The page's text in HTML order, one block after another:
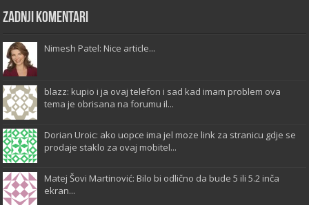
Zadnji komentari
Nimesh Patel: Nice article...
blazz: kupio i ja ovaj telefon i sad kad imam problem ova
tema je obrisana na forumu il...
Dorian Uroic: ako uopce ima jel moze link za stranicu gdje se
prodaje staklo za ovaj mobitel...
Matej Šovi Martinović: Bilo bi odlično da bude 5 ili 5.2 inča
ekran...